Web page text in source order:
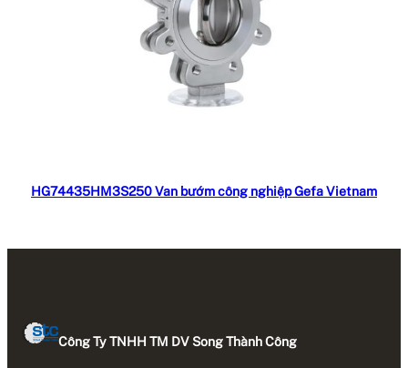
Đọc tiếp
HG74435HM3S250 Van bướm công nghiệp Gefa Vietnam
Công Ty TNHH TM DV Song Thành Công